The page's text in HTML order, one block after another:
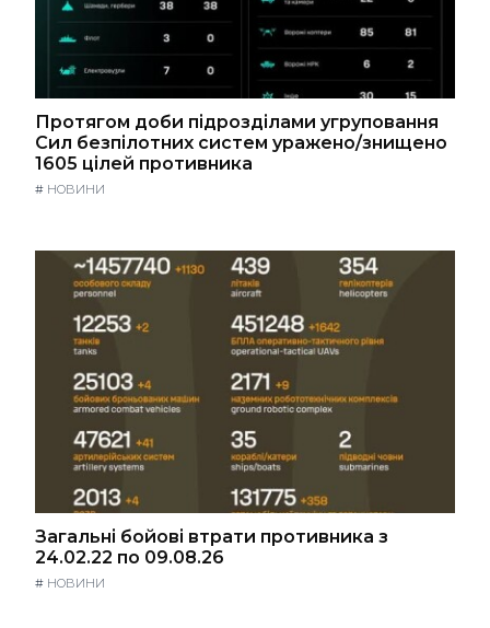
Протягом доби підрозділами угруповання
Сил безпілотних систем уражено/знищено
1605 цілей противника
# НОВИНИ
Загальні бойові втрати противника з
24.02.22 по 09.08.26
# НОВИНИ